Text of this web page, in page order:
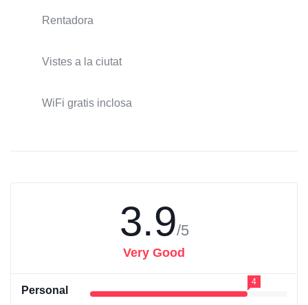
Rentadora
Vistes a la ciutat
WiFi gratis inclosa
3.9/5
Very Good
Personal
4